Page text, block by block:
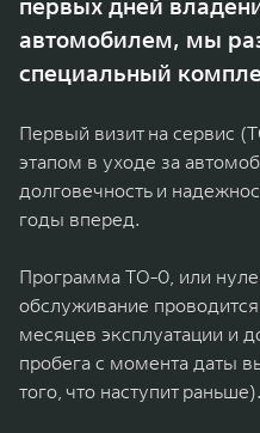
TANK 500
от 6 499 000 ₽
WEY 07
Расширяя границы комфорта
от 6 149 000 ₽
TANK Финансы
Корпоративным клиентам
TANK ФИНАНСЫ
TANK Кредит
TANK Лизинг
TANK Страхование
Сервис
Специальные предложения
ЦИФРОВЫЕ СЕРВИСЫ TANK
Цифровые сервисы TANK
Подписки
автомобилем, мы
специальный
Первый визит на сервис
этапом в уходе за
долговечность и
годы вперед.
Программа ТО-0, или
обслуживание
месяцев эксплуатации и
пробега с момента даты
того, что наступит раньше).